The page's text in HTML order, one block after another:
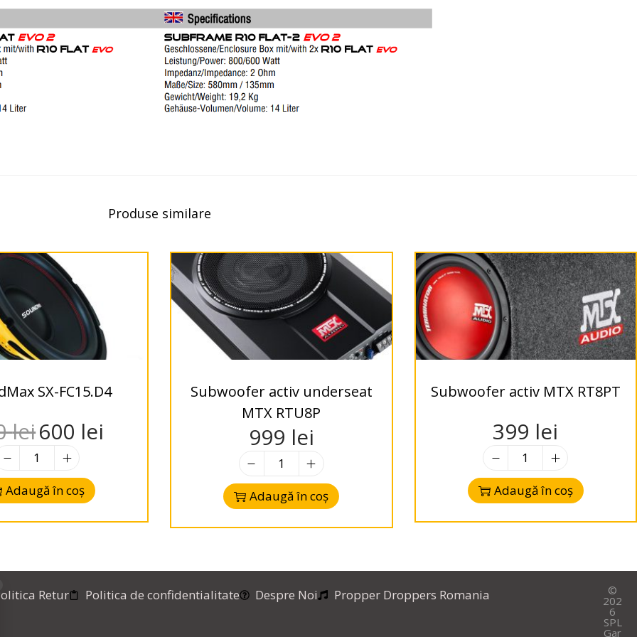
Produse similare
SX-FC15.D4
lei600 lei
Adaugă în coș
Subwoofer activ underseat
MTX RTU8P
999 lei
Adaugă în coș
Subwoofer activ MTX RT8PT
399 lei
Adaugă în coș
Retur Politica de confidentialitate Despre Noi Propper Droppers Romania ©
202
6
SPL
Gar